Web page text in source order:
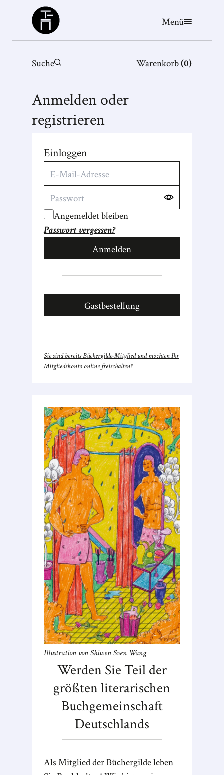
Büchergilde
Menü
Suche Warenkorb(0)
Anmelden oder
registrieren
Einloggen
Angemeldet bleiben
Passwort vergessen?
Gastbestellung
Sie sind bereits Büchergilde-Mitglied und möchten Ihr
Mitgliedskonto online freischalten?
Werden Sie Teil der
größten literarischen
Buchgemeinschaft
Deutschlands
Als Mitglied der Büchergilde leben
Illustration von Shiwen Sven Wang